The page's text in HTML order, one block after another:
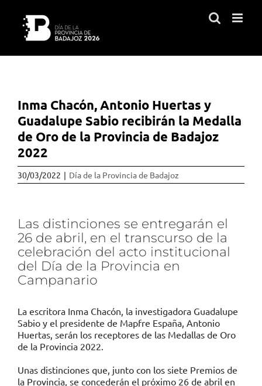
contenido
Inma Chacón, Antonio Huertas y
Guadalupe Sabio recibirán la Medalla
de Oro de la Provincia de Badajoz
2022
30/03/2022 | Día de la Provincia de Badajoz
Las distinciones se entregarán el
26 de abril, en el transcurso de la
celebración del acto institucional
del Día de la Provincia en
Campanario
La escritora Inma Chacón, la investigadora Guadalupe
Sabio y el presidente de Mapfre España, Antonio
Huertas, serán los receptores de las Medallas de Oro
de la Provincia 2022.
Unas distinciones que, junto con los siete Premios de
la Provincia, se concederán el próximo 26 de abril en